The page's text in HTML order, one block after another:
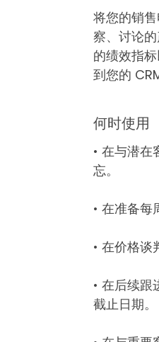
将您的销
察、讨论
的绩效指
到您的
何时使用
• 在与潜
忘。
• 在准备每
• 在价格谈
• 在后续
截止日期。